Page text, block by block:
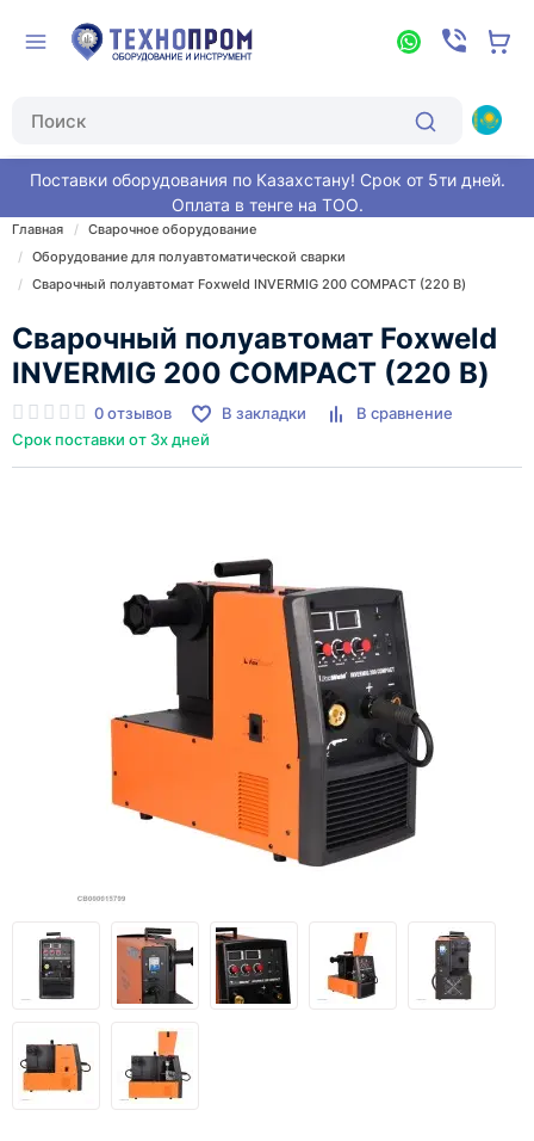
Поставки оборудования по Казахстану! Срок от 5ти дней.
Оплата в тенге на ТОО.
Главная
Сварочное оборудование
Оборудование для полуавтоматической сварки
Сварочный полуавтомат Foxweld INVERMIG 200 COMPACT (220 В)
Сварочный полуавтомат Foxweld
INVERMIG 200 COMPACT (220 В)
0 отзывов В закладки
В сравнение
Срок поставки от 3х дней